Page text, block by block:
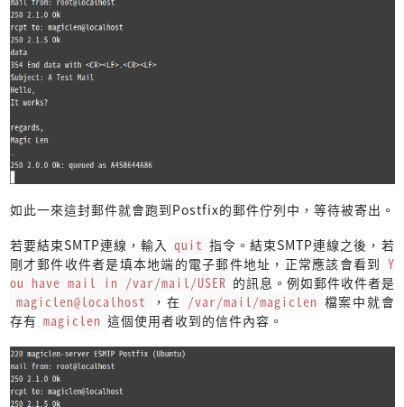
如此一來這封郵件就會跑到Postfix的郵件佇列中，等待被寄出。
若要結束SMTP連線，輸入 quit 指令。結束SMTP連線之後，若
剛才郵件收件者是填本地端的電子郵件地址，正常應該會看到 Y
ou have mail in /var/mail/USER 的訊息。例如郵件收件者是
magiclen@localhost
，在 /var/mail/magiclen 檔案中就會
存有 magiclen 這個使用者收到的信件內容。